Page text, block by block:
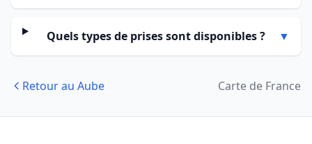
Quels types de prises sont disponibles ? ▼
Retour au Aube Carte de France